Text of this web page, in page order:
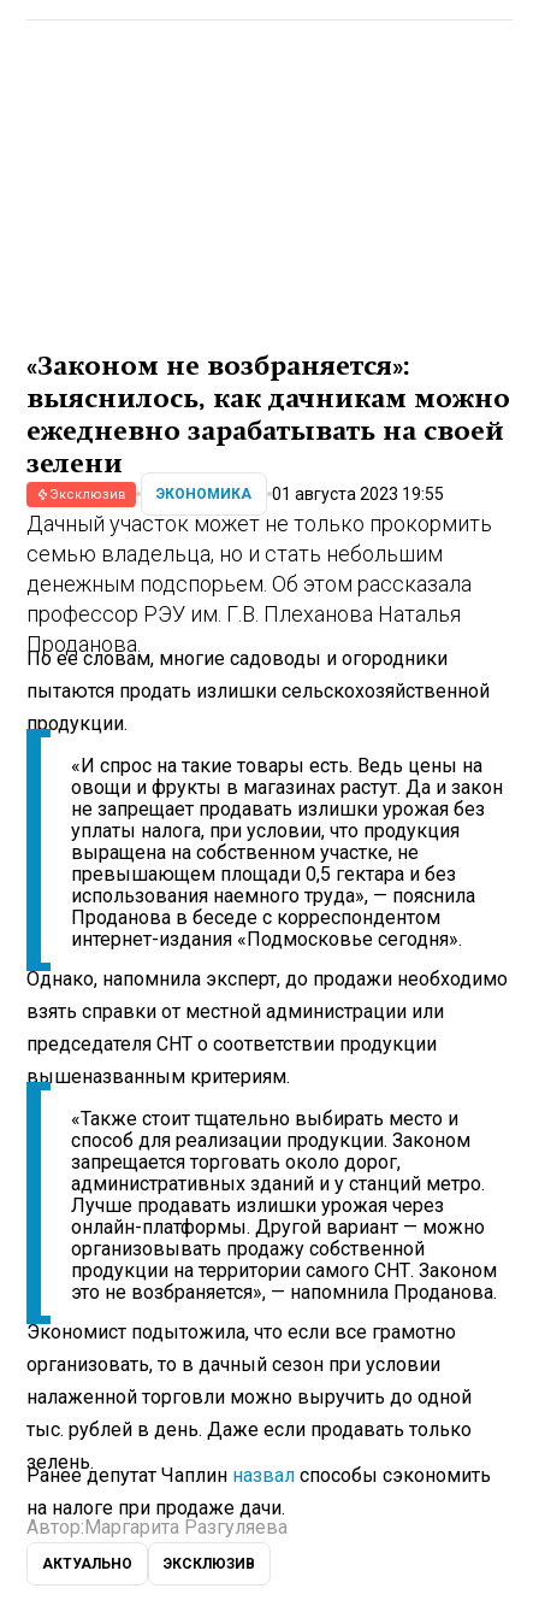
«Законом не возбраняется»:
выяснилось, как дачникам можно
ежедневно зарабатывать на своей
зелени
Эксклюзив ЭКОНОМИКА 01 августа 2023 19:55
Дачный участок может не только прокормить
семью владельца, но и стать небольшим
денежным подспорьем. Об этом рассказала
профессор РЭУ им. Г.В. Плеханова Наталья
Проданова.
По ее словам, многие садоводы и огородники
пытаются продать излишки сельскохозяйственной
продукции.
«И спрос на такие товары есть. Ведь цены на
овощи и фрукты в магазинах растут. Да и закон
не запрещает продавать излишки урожая без
уплаты налога, при условии, что продукция
выращена на собственном участке, не
превышающем площади 0,5 гектара и без
использования наемного труда», — пояснила
Проданова в беседе с корреспондентом
интернет-издания «Подмосковье сегодня».
Однако, напомнила эксперт, до продажи необходимо
взять справки от местной администрации или
председателя СНТ о соответствии продукции
вышеназванным критериям.
«Также стоит тщательно выбирать место и
способ для реализации продукции. Законом
запрещается торговать около дорог,
административных зданий и у станций метро.
Лучше продавать излишки урожая через
онлайн-платформы. Другой вариант — можно
организовывать продажу собственной
продукции на территории самого СНТ. Законом
это не возбраняется», — напомнила Проданова.
Экономист подытожила, что если все грамотно
организовать, то в дачный сезон при условии
налаженной торговли можно выручить до одной
тыс. рублей в день. Даже если продавать только
зелень.
Ранее депутат Чаплин назвал способы сэкономить
на налоге при продаже дачи.
Автор: Маргарита Разгуляева
АКТУАЛЬНО ЭКСКЛЮЗИВ